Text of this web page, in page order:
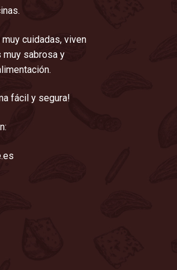
cuidadas, viven
muy sabrosa y
fácil y segura!